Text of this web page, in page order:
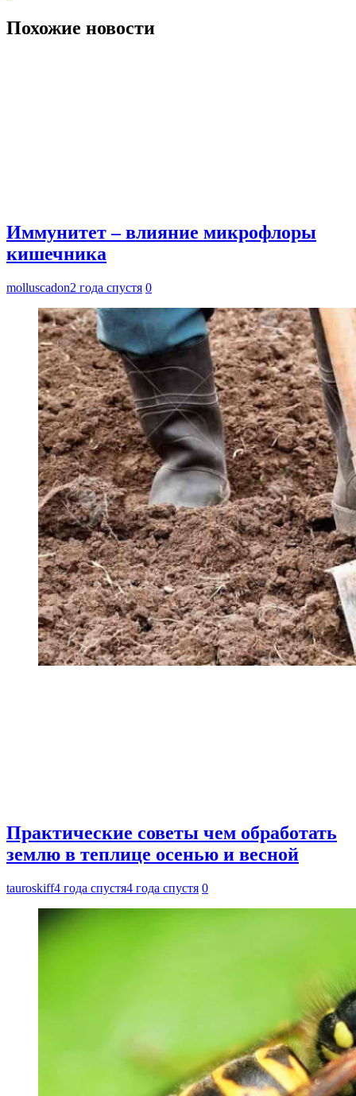
Похожие новости
Иммунитет – влияние микрофлоры
кишечника
molluscadon2 года спустя 0
Практические советы чем обработать
землю в теплице осенью и весной
tauroskiff4 года спустя4 года спустя 0